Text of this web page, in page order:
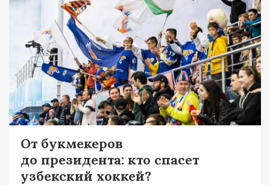
От букмекеров
до президента: кто спасет
узбекский хоккей?